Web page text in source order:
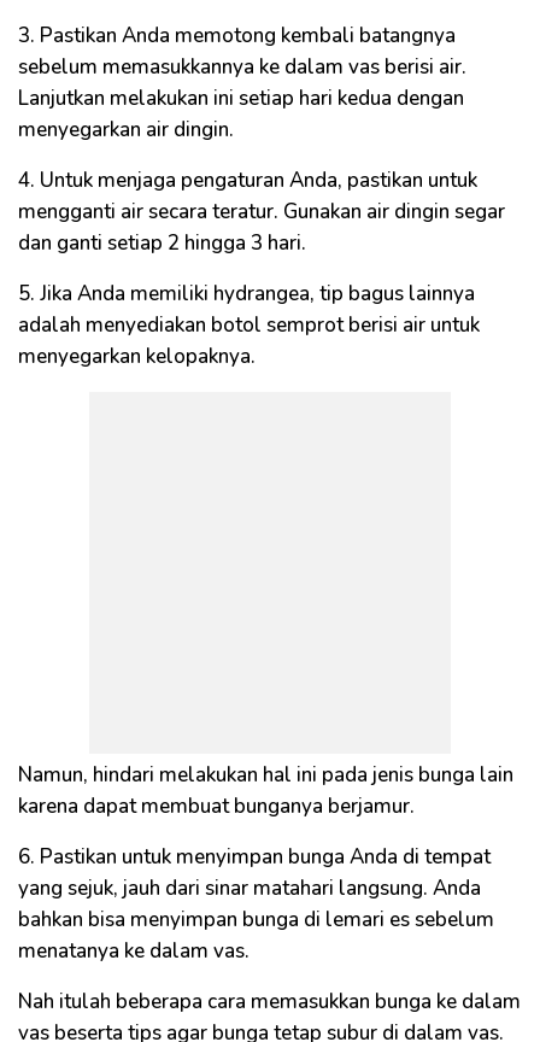
3. Pastikan Anda memotong kembali batangnya
sebelum memasukkannya ke dalam vas berisi air.
Lanjutkan melakukan ini setiap hari kedua dengan
menyegarkan air dingin.
4. Untuk menjaga pengaturan Anda, pastikan untuk
mengganti air secara teratur. Gunakan air dingin segar
dan ganti setiap 2 hingga 3 hari.
5. Jika Anda memiliki hydrangea, tip bagus lainnya
adalah menyediakan botol semprot berisi air untuk
menyegarkan kelopaknya.
Namun, hindari melakukan hal ini pada jenis bunga lain
karena dapat membuat bunganya berjamur.
6. Pastikan untuk menyimpan bunga Anda di tempat
yang sejuk, jauh dari sinar matahari langsung. Anda
bahkan bisa menyimpan bunga di lemari es sebelum
menatanya ke dalam vas.
Nah itulah beberapa cara memasukkan bunga ke dalam
vas beserta tips agar bunga tetap subur di dalam vas.